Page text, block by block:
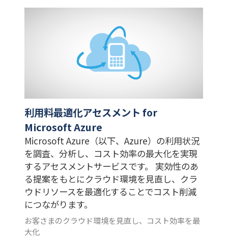
利用料最適化アセスメント for
Microsoft Azure
Microsoft Azure（以下、Azure）の利用状況
を調査、分析し、コスト効率の最大化を実現
するアセスメントサービスです。 実効性のあ
る提案をもとにクラウド環境を見直し、クラ
ウドリソースを最適化することでコスト削減
につながります。
お客さまのクラウド環境を見直し、コスト効率を最
大化